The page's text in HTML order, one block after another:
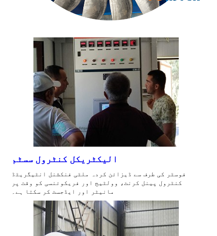
الیکٹریکل کنٹرول سسٹم
فوسٹر کی طرف سے ڈیزائن کردہ ملٹی فنکشنل انٹیگریٹڈ
کنٹرول پینل کرنٹ، وولٹیج اور فریکوئنسی کو وقت پر
مانیٹر اور ایڈجسٹ کر سکتا ہے۔